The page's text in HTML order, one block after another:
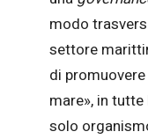
modo
settore
di
mare», in
solo